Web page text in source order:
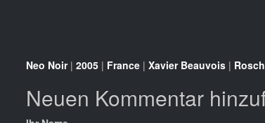
Neo Noir| 2005 | France | Xavier Beauvois |
Neuen Kommentar